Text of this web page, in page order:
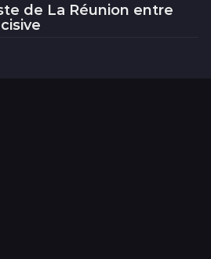
de La Réunion entre